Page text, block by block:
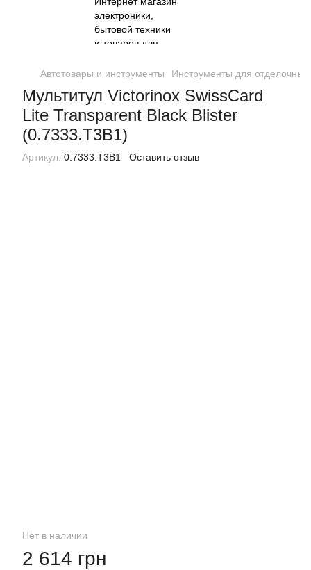
Автотовары и инструменты Инструменты для отделочных
Мультитул Victorinox SwissCard
Lite Transparent Black Blister
(0.7333.T3B1)
Артикул: 0.7333.T3B1 Оставить отзыв
Нет в наличии
2 614 грн